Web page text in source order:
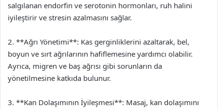
salgılanan endorfin ve serotonin hormonları, ruh halini
iyileştirir ve stresin azalmasını sağlar.
2. **Ağrı Yönetimi**: Kas gerginliklerini azaltarak, bel,
boyun ve sırt ağrılarının hafiflemesine yardımcı olabilir.
Ayrıca, migren ve baş ağrısı gibi sorunların da
yönetilmesine katkıda bulunur.
3. **Kan Dolaşımının İyileşmesi**: Masaj, kan dolaşımını